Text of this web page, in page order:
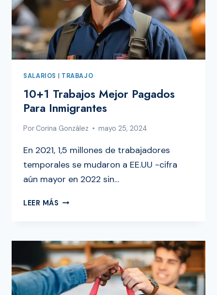
USA
SALARIOS TRABAJO
10+1 Trabajos Mejor Pagados
Para Inmigrantes
PorCorina González mayo 25, 2024
En 2021, 1,5 millones de trabajadores
temporales se mudaron a EE.UU -cifra
aún mayor en 2022 sin…
LEER MÁS 10+1
PARA
INMIGRANTES